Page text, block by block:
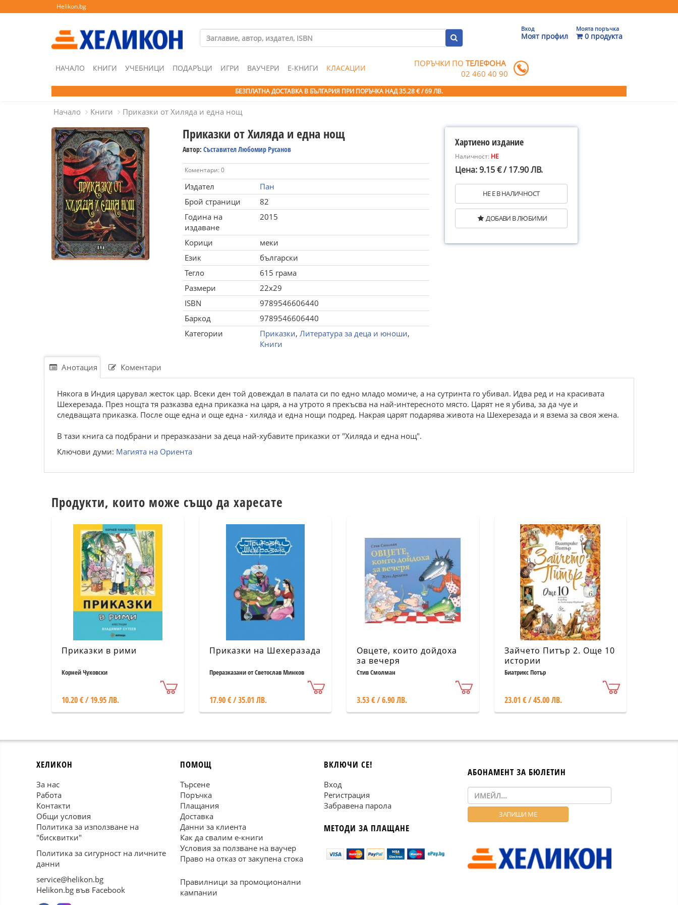
Helikon.bg
Вход
Моят профил
Моята поръчка
0 продукта
НАЧАЛО КНИГИ УЧЕБНИЦИ ПОДАРЪЦИ ИГРИ ВАУЧЕРИ Е-КНИГИ КЛАСАЦИИ ПОРЪЧКИ ПОТЕЛЕФОНА
02 460 40 90
БЕЗПЛАТНА ДОСТАВКА В БЪЛГАРИЯ ПРИ ПОРЪЧКА НАД 35.28 € / 69 ЛВ.
Начало Книги Приказки от Хиляда и една нощ
Приказки от Хиляда и една нощ
Автор: Съставител Любомир Русанов
Коментари: 0
Издател
Пан
Брой страници
82
Година на
издаване
2015
Корици
меки
Език
български
Тегло
615 грама
Размери
22x29
ISBN
9789546606440
Баркод
9789546606440
Категории
Приказки, Литература за деца и юноши,
Книги
Хартиено издание
Наличност: НЕ
Цена: 9.15 € / 17.90 ЛВ.
НЕ Е В НАЛИЧНОСТ
ДОБАВИ В ЛЮБИМИ
Анотация Коментари
Някога в Индия царувал жесток цар. Всеки ден той довеждал в палата си по едно младо момиче, а на сутринта го убивал. Идва ред и на красивата
Шехерезада. През нощта тя разказва една приказка на царя, а на утрото я прекъсва на най-интересното място. Царят не я убива, за да чуе и
следващата приказка. После още една и още една - хиляда и една нощи подред. Накрая царят подарява живота на Шехерезада и я взема за своя жена.
В тази книга са подбрани и преразказани за деца най-хубавите приказки от "Хиляда и една нощ".
Ключови думи: Магията на Ориента
Продукти, които може също да харесате
Приказки в рими
Корней Чуковски
10.20 € / 19.95 ЛВ.
Приказки на Шехеразада
Преразказани от Светослав Минков
17.90 € / 35.01 ЛВ.
Овцете, които дойдоха
за вечеря
Стив Смолман
3.53 € / 6.90 ЛВ.
Зайчето Питър 2. Още 10
истории
Биатрикс Потър
23.01 € / 45.00 ЛВ.
ХЕЛИКОН
За нас
Работа
Контакти
Общи условия
Политика за използване на
"бисквитки"
Политика за сигурност на личните
данни
service@helikon.bg
Helikon.bg във Facebook
ПОМОЩ
Търсене
Поръчка
Плащания
Доставка
Данни за клиента
Как да свалим е-книги
Условия за ползване на ваучер
Право на отказ от закупена стока
Правилници за промоционални
кампании
ВКЛЮЧИ СЕ!
Вход
Регистрация
Забравена парола
МЕТОДИ ЗА ПЛАЩАНЕ
АБОНАМЕНТ ЗА БЮЛЕТИН